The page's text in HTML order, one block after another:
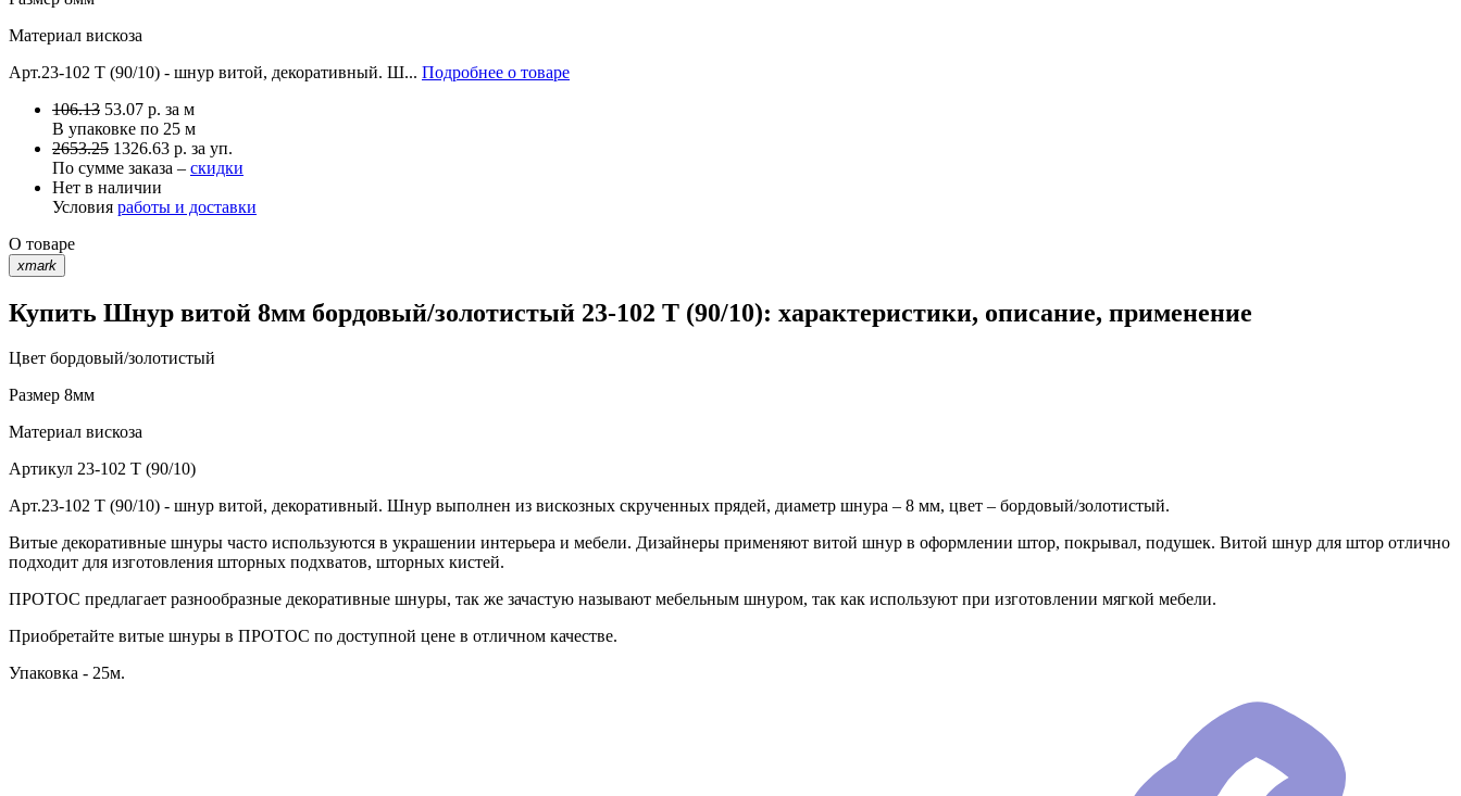
Материал вискоза
Арт.23-102 T (90/10) - шнур витой, декоративный. Ш... Подробнее о товаре
106.13 53.07 р. за м
В упаковке по 25 м
2653.25 1326.63 р. за уп.
По сумме заказа – скидки
Нет в наличии
Условия работы и доставки
О товаре
xmark
Купить Шнур витой 8мм бордовый/золотистый 23-102 T (90/10): характеристики, описание, применение
Цвет бордовый/золотистый
Размер 8мм
Материал вискоза
Артикул 23-102 T (90/10)
Арт.23-102 T (90/10) - шнур витой, декоративный. Шнур выполнен из вискозных скрученных прядей, диаметр шнура – 8 мм, цвет – бордовый/золотистый.
Витые декоративные шнуры часто используются в украшении интерьера и мебели. Дизайнеры применяют витой шнур в оформлении штор, покрывал, подушек. Витой шнур для штор отлично
подходит для изготовления шторных подхватов, шторных кистей.
ПРОТОС предлагает разнообразные декоративные шнуры, так же зачастую называют мебельным шнуром, так как используют при изготовлении мягкой мебели.
Приобретайте витые шнуры в ПРОТОС по доступной цене в отличном качестве.
Упаковка - 25м.